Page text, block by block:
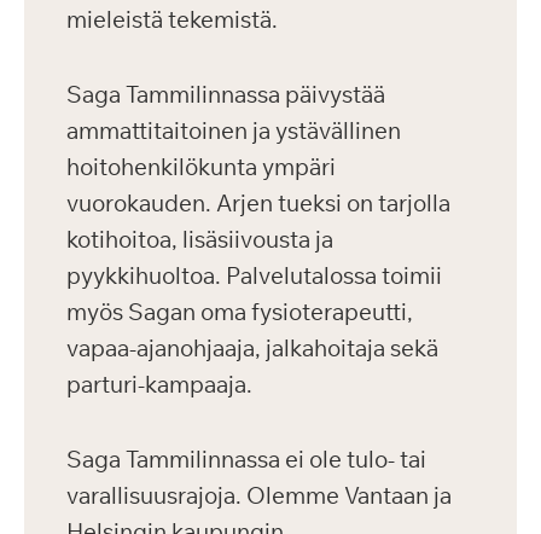
mieleistä tekemistä.
Saga Tammilinnassa päivystää
ammattitaitoinen ja ystävällinen
hoitohenkilökunta ympäri
vuorokauden. Arjen tueksi on tarjolla
kotihoitoa, lisäsiivousta ja
pyykkihuoltoa. Palvelutalossa toimii
myös Sagan oma fysioterapeutti,
vapaa-ajanohjaaja, jalkahoitaja sekä
parturi-kampaaja.
Saga Tammilinnassa ei ole tulo- tai
varallisuusrajoja. Olemme Vantaan ja